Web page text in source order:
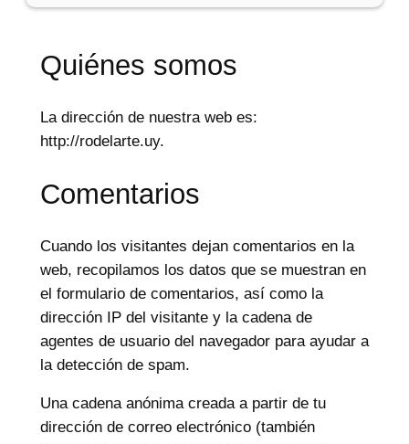
Quiénes somos
La dirección de nuestra web es:
http://rodelarte.uy.
Comentarios
Cuando los visitantes dejan comentarios en la
web, recopilamos los datos que se muestran en
el formulario de comentarios, así como la
dirección IP del visitante y la cadena de
agentes de usuario del navegador para ayudar a
la detección de spam.
Una cadena anónima creada a partir de tu
dirección de correo electrónico (también